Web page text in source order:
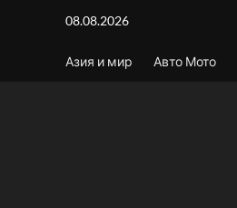
содержимому
08.08.2026
Азия и мир Авто Мото